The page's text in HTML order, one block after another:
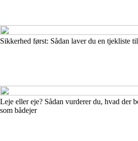
Sikkerhed først: Sådan laver du en tjekliste
Leje eller eje? Sådan vurderer du, hvad der
som bådejer